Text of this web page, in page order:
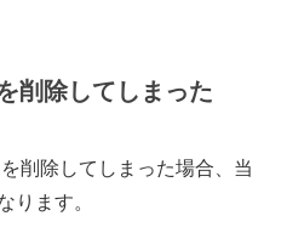
削除してしまった
削除してしまった場合、当
ります。